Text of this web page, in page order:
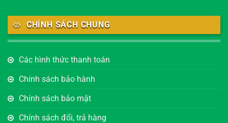
CHÍNH SÁCH CHUNG
Các hình thức thanh toán
Chính sách bảo hành
Chính sách bảo mật
Chính sách đổi, trả hàng